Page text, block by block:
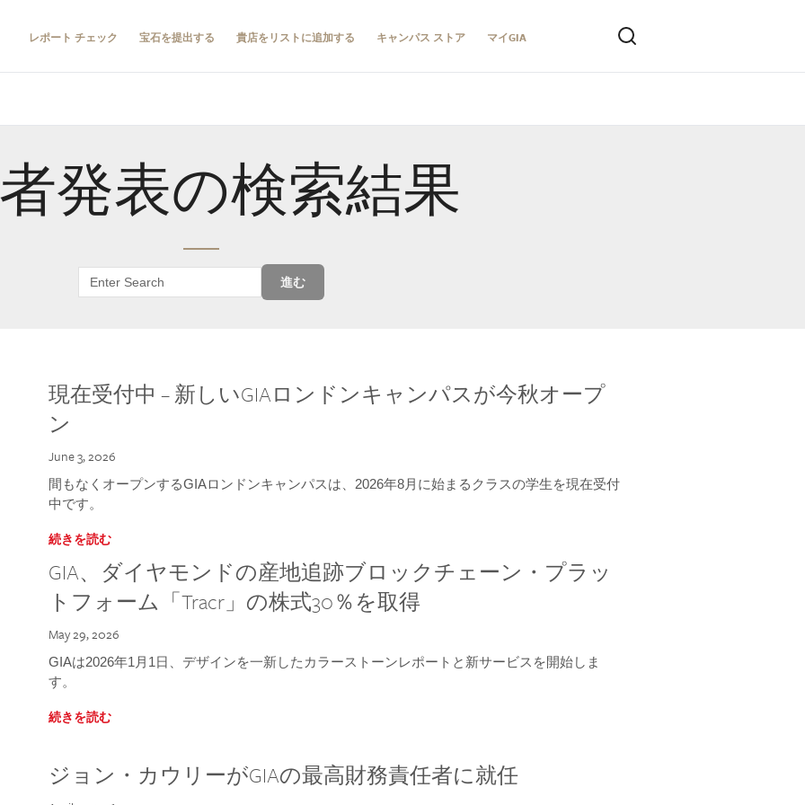
レポート チェック 宝石を提出する 貴店をリストに追加する キャンパス ストア マイGIA
発表の検索結果
進む
現在受付中 – 新しいGIAロンドンキャンパスが今秋オープ
ン
June 3, 2026
間もなくオープンするGIAロンドンキャンパスは、2026年8月に始まるクラスの学生を現在受付
中です。
続きを読む
GIA、ダイヤモンドの産地追跡ブロックチェーン・プラッ
トフォーム「Tracr」の株式30％を取得
May 29, 2026
GIAは2026年1月1日、デザインを一新したカラーストーンレポートと新サービスを開始しま
す。
続きを読む
ジョン・カウリーがGIAの最高財務責任者に就任